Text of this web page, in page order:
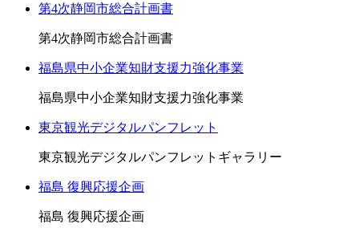
第4次静岡市総合計画書
第4次静岡市総合計画書
福島県中小企業知財支援力強化事業
福島県中小企業知財支援力強化事業
東京観光デジタルパンフレット
東京観光デジタルパンフレットギャラリー
福島 復興応援企画
福島 復興応援企画